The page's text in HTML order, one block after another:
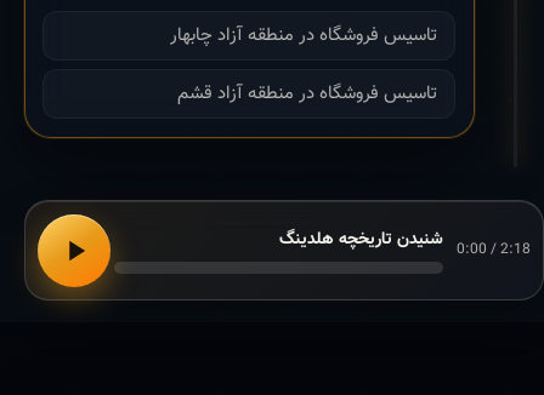
تاسیس فروشگاه در منطقه آزاد چابهار
تاسیس فروشگاه در منطقه آزاد قشم
0:00 / 2:18 شنیدن تاریخچه هلدینگ